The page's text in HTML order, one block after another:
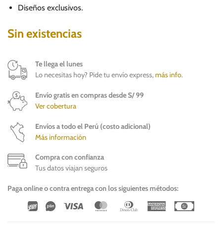
Diseños exclusivos.
Sin existencias
Te llega el lunes
Lo necesitas hoy? Pide tu envío express,más info.
Envío gratis en compras desde S/ 99
Ver cobertura
Envíos a todo el Perú (costo adicional)
Más información
Compra con confianza
Tus datos viajan seguros
Paga online o contra entrega con los siguientes métodos:
Wirecard
Vipps Visa MasterCardDinners
American